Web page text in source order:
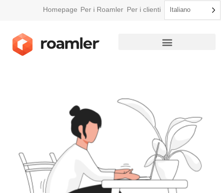
Homepage Per i Roamler Per i clienti Italiano